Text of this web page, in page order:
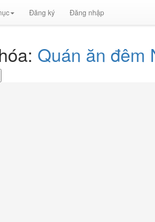
Đăng ký Đăng nhập
Quán ăn đêm